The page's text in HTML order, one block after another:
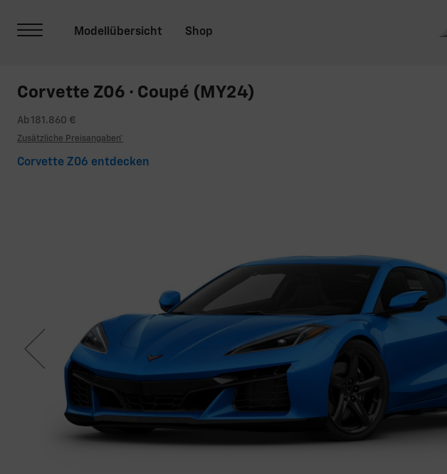
Corvette Z06 · Coupé (MY24)
Ab 181.860 €
Zusätzliche Preisangaben*
Corvette Z06 entdecken